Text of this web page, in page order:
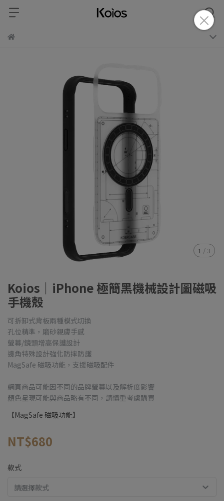
1 / 3
Koios｜iPhone 極簡黑機械設計圖磁吸
手機殼
可拆卸式背板兩種模式切換
孔位精準，磨砂親膚手感
螢幕/鏡頭增高保護設計
邊角特殊設計強化防摔防護
MagSafe 磁吸功能，支援磁吸配件
網頁商品可能因不同的品牌螢幕以及解析度影響
顏色呈現可能與商品略有不同，請慎重考慮購買
【MagSafe 磁吸功能】
NT$680
款式
請選擇款式